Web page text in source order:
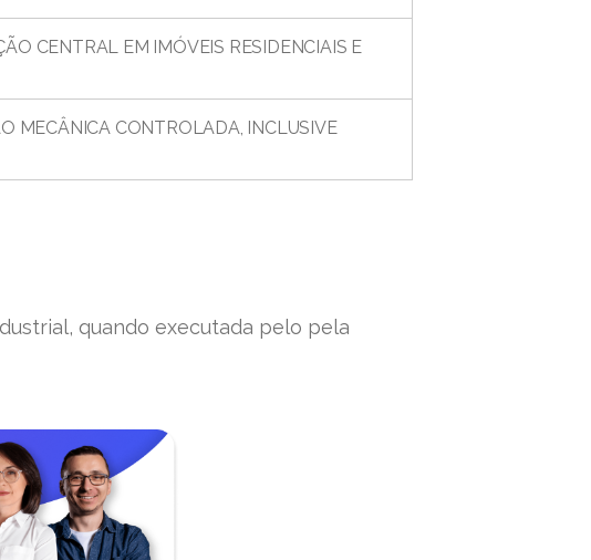
CENTRAL EM IMÓVEIS RESIDENCIAIS E
MECÂNICA CONTROLADA, INCLUSIVE
quando executada pelo pela